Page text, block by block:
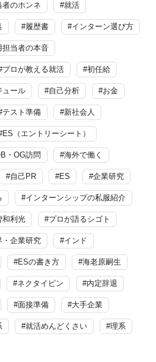
者のホンネ #就活
#履歴書 #インターン選び方
担当者の本音
プロが教える就活 #初任給
ュール #自己分析 #お金
テスト準備 #新社会人
（エントリーシート）
・OG訪問 #海外で働く
#自己PR #ES #企業研究
#インターンシップの私服紹介
和利光 #プロが語るシゴト
・企業研究 #インド
#ESの書き方 #海老原嗣生
#ネクタイピン #内定辞退
#面接準備 #大手企業
#就活めんどくさい #理系